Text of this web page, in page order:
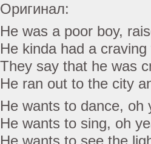
Оригинал:
He was a poor boy,
He kinda had a
They say that he was
He ran out to the city
He wants to dance, oh
He wants to sing, oh
He wants to see the